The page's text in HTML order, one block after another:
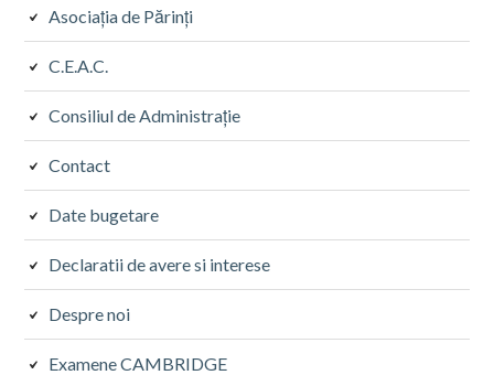
Asociația de Părinți
C.E.A.C.
Consiliul de Administrație
Contact
Date bugetare
Declaratii de avere si interese
Despre noi
Examene CAMBRIDGE